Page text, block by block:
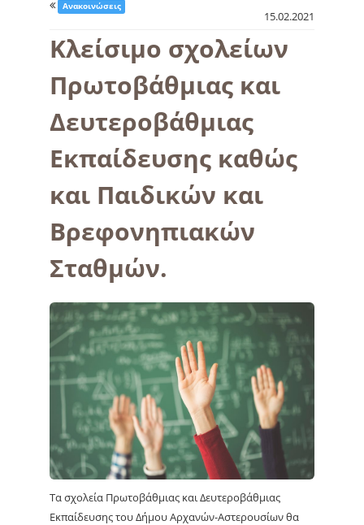
Ανακοινώσεις
15.02.2021
Κλείσιμο σχολείων
Πρωτοβάθμιας και
Δευτεροβάθμιας
Εκπαίδευσης καθώς
και Παιδικών και
Βρεφονηπιακών
Σταθμών.
Τα σχολεία Πρωτοβάθμιας και Δευτεροβάθμιας
Εκπαίδευσης του Δήμου Αρχανών-Αστερουσίων θα